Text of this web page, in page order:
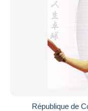
République de